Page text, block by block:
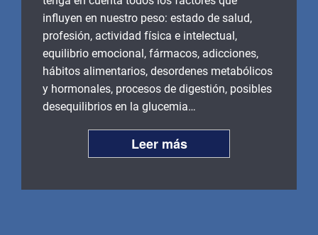
influyen en nuestro peso: estado de salud,
profesión, actividad física e intelectual,
equilibrio emocional, fármacos, adicciones,
hábitos alimentarios, desordenes metabólicos
y hormonales, procesos de digestión, posibles
desequilibrios en la glucemia…
Leer más